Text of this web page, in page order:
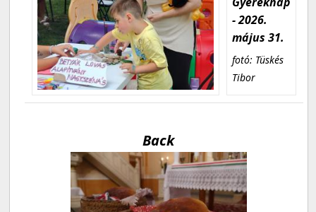
- 2026.
május 31.
fotó: Tüskés
Tibor
Back